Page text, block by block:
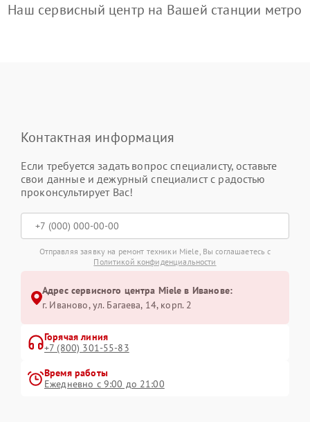
Наш сервисный центр на Вашей станции метро
Контактная информация
Если требуется задать вопрос специалисту, оставьте
свои данные и дежурный специалист с радостью
проконсультирует Вас!
Отправляя заявку на ремонт техники Miele, Вы соглашаетесь с
Политикой конфиденциальности
Адрес сервисного центра Miele в Иванове:
г. Иваново, ул. Багаева, 14, корп. 2
Горячая линия
+7 (800) 301-55-83
Время работы
Ежедневно с 9:00 до 21:00